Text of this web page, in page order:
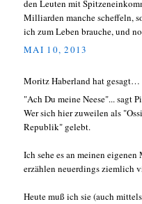
den Leuten mit
Milliarden manche scheffeln,
ich zum Leben brauche, und
MAI 10, 2013
Moritz Haberland hat gesagt…
"Ach Du meine Neese"... sagt
Wer sich hier zuweilen als
Republik" gelebt.
Ich sehe es an meinen
erzählen neuerdings ziemlich
Heute muß ich sie (auch